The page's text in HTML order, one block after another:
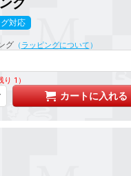
対応
グ（ ラッピングについて ）
り 1）
カートに入れる